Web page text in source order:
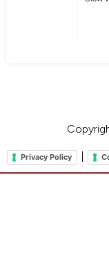
Privacy Policy